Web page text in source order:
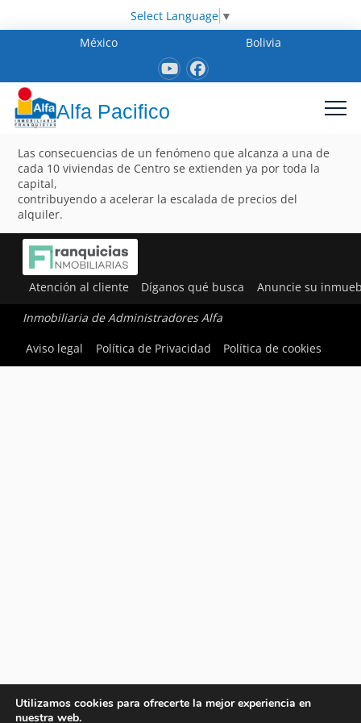
Select Language ▼
México
Bolivia
Alfa Pacifico
Las consecuencias de un fenómeno que alcanza a una de
cada 10 viviendas de Centro se extienden ya por toda la
capital,
contribuyendo a acelerar la escalada de precios del
alquiler.
Atención al cliente Díganos qué busca Anuncie su
Inmobiliaria de Administradores Alfa
Aviso legal
Política de Privacidad Política de cookies
Utilizamos cookies para ofrecerte la mejor experiencia en
nuestra web.